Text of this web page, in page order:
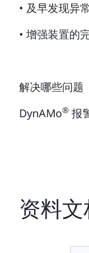
• 及早发现异
• 增强装置的
解决哪些问题
DynAMo® 报
资料文